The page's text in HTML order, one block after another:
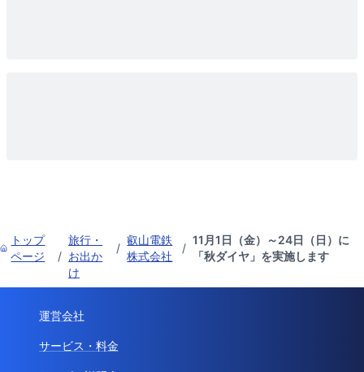
トップ
ページ
/
旅行・
お出か
け
/
叡山電鉄
株式会社
/
11月1日（金）～24日（日）に
「秋ダイヤ」を実施します
運営会社
サービス・料金